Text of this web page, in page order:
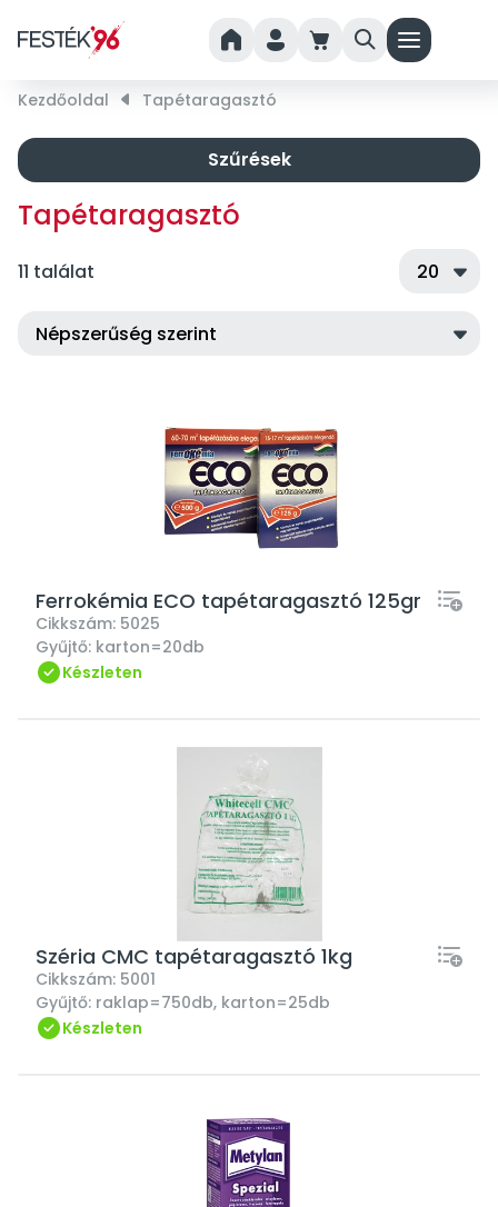
home person cart search menu
Kezdőoldal right_small Tapétaragasztó
Tapétaragasztó
11 találat
Ferrokémia ECO tapétaragasztó 125gr
Cikkszám: 5025
Gyűjtő: karton=20db
Készleten
Széria CMC tapétaragasztó 1kg
Cikkszám: 5001
Gyűjtő: raklap=750db, karton=25db
Készleten
Szűrések